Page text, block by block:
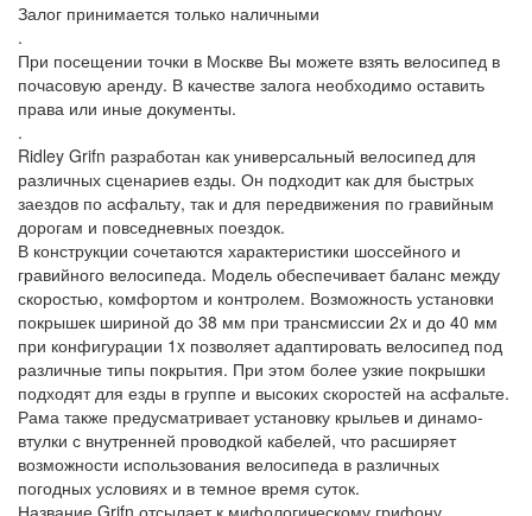
Залог принимается только наличными
.
При посещении точки в Москве Вы можете взять велосипед в
почасовую аренду. В качестве залога необходимо оставить
права или иные документы.
.
Ridley Grifn разработан как универсальный велосипед для
различных сценариев езды. Он подходит как для быстрых
заездов по асфальту, так и для передвижения по гравийным
дорогам и повседневных поездок.
В конструкции сочетаются характеристики шоссейного и
гравийного велосипеда. Модель обеспечивает баланс между
скоростью, комфортом и контролем. Возможность установки
покрышек шириной до 38 мм при трансмиссии 2x и до 40 мм
при конфигурации 1x позволяет адаптировать велосипед под
различные типы покрытия. При этом более узкие покрышки
подходят для езды в группе и высоких скоростей на асфальте.
Рама также предусматривает установку крыльев и динамо-
втулки с внутренней проводкой кабелей, что расширяет
возможности использования велосипеда в различных
погодных условиях и в темное время суток.
Название Grifn отсылает к мифологическому грифону,